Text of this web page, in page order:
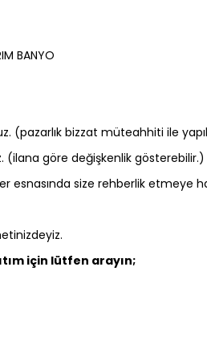
BANYO
(pazarlık bizzat müteahhiti ile
(ilana göre değişkenlik gösterebilir.)
size rehberlik etmeye
için lütfen arayın;